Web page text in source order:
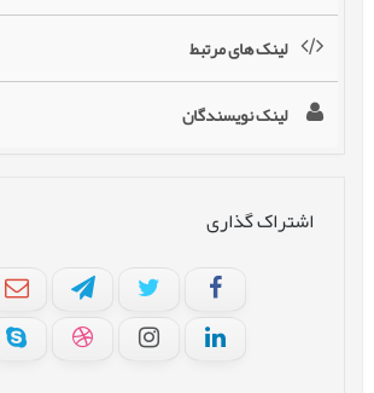
لینک های مرتبط
لینک نویسندگان
اشتراک گذاری